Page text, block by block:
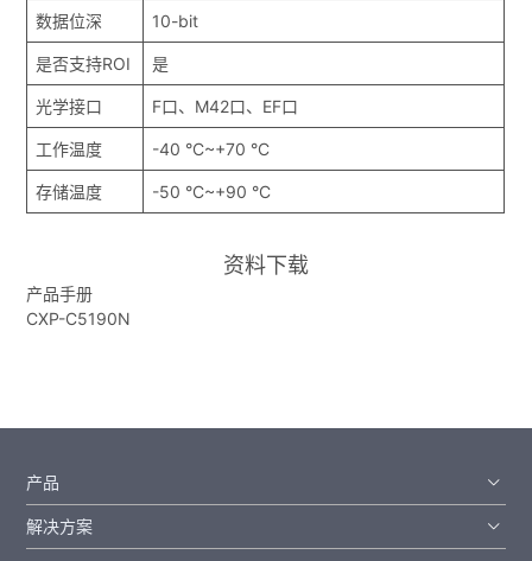
数据位深 10-bit
是否支持ROI 是
光学接口 F口、M42口、EF口
工作温度 -40 °C~+70 °C
存储温度 -50 °C~+90 °C
资料下载
产品手册
CXP-C5190N
产品
解决方案